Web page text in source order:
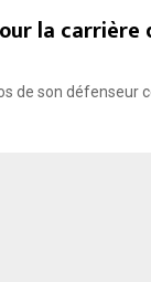
la carrière
de son défenseur